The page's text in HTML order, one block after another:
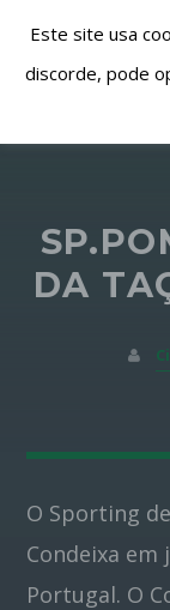
DA
O Sporting
Condeixa em
Portugal. O
Este site usa
discorde, pode